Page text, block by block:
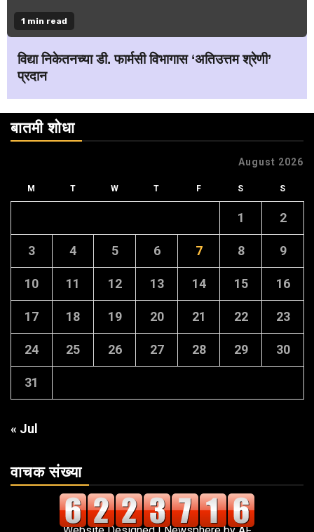
1 min read
विद्या निकेतनच्या डी. फार्मसी विभागास ‘अतिउत्तम श्रेणी’
प्रदान
बातमी शोधा
August 2026
M T W T F S S
1 2
3 4 5 6 7 8 9
10 11 12 13 14 15 16
17 18 19 20 21 22 23
24 25 26 27 28 29 30
31
« Jul
वाचक संख्या